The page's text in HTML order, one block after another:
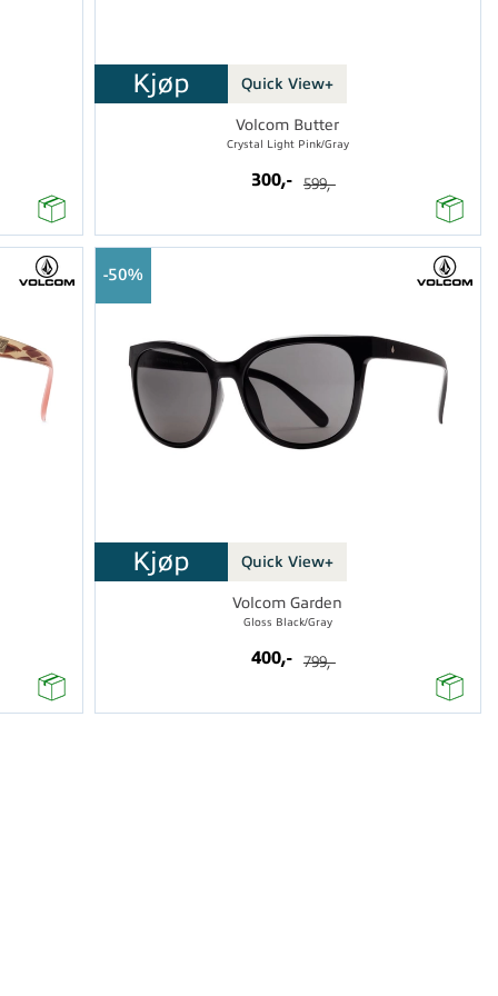
Kjøp Quick View+
Volcom Butter
Crystal Light Pink/Gray
300,- 599,-
Kjøp Quick View+
50%
Volcom Garden
Gloss Black/Gray
400,- 799,-